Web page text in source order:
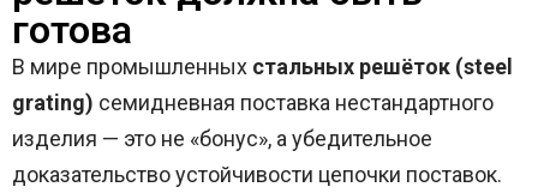
готова
В мире промышленных стальных решёток (steel
grating) семидневная поставка нестандартного
изделия — это не «бонус», а убедительное
доказательство устойчивости цепочки поставок.